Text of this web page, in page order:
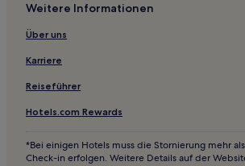
Weitere Informationen
Über uns
Karriere
Reiseführer
Hotels.com Rewards
*Bei einigen Hotels muss die Stornierung mehr
Check-in erfolgen. Weitere Details auf der